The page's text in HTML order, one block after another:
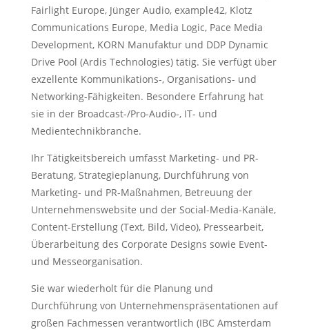
Fairlight Europe, Jünger Audio, example42, Klotz
Communications Europe, Media Logic, Pace Media
Development, KORN Manufaktur und DDP Dynamic
Drive Pool (Ardis Technologies) tätig. Sie verfügt über
exzellente Kommunikations-, Organisations- und
Networking-Fähigkeiten. Besondere Erfahrung hat
sie in der Broadcast-/Pro-Audio-, IT- und
Medientechnikbranche.
Ihr Tätigkeitsbereich umfasst Marketing- und PR-
Beratung, Strategieplanung, Durchführung von
Marketing- und PR-Maßnahmen, Betreuung der
Unternehmenswebsite und der Social-Media-Kanäle,
Content-Erstellung (Text, Bild, Video), Pressearbeit,
Überarbeitung des Corporate Designs sowie Event-
und Messeorganisation.
Sie war wiederholt für die Planung und
Durchführung von Unternehmenspräsentationen auf
großen Fachmessen verantwortlich (IBC Amsterdam